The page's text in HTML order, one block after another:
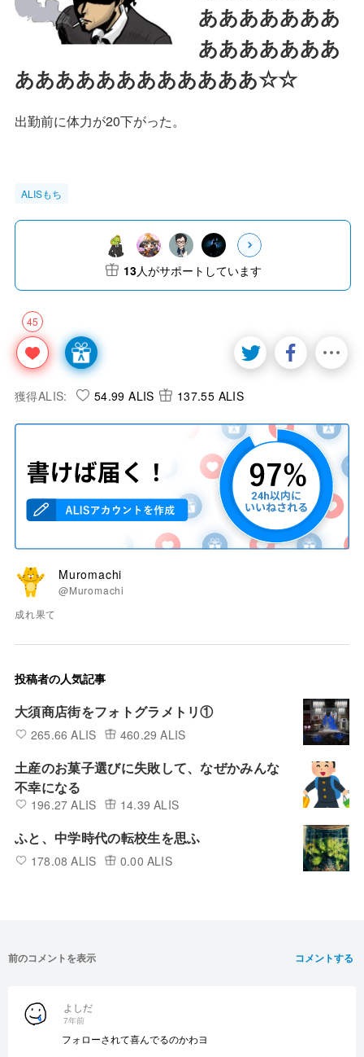
あああああああ
あああああああ
ああああああああああああ☆☆
出勤前に体力が20下がった。
ALISもち
45
13人がサポートしています
獲得ALIS: 54.99 ALIS 137.55 ALIS
Muromachi
@Muromachi
成れ果て
投稿者の人気記事
大須商店街をフォトグラメトリ①
265.66 ALIS 460.29 ALIS
土産のお菓子選びに失敗して、なぜかみんな
不幸になる
196.27 ALIS 14.39 ALIS
ふと、中学時代の転校生を思ふ
178.08 ALIS 0.00 ALIS
コメントする
前のコメントを表示
よしだ
7年前
フォローされて喜んでるのかわヨ